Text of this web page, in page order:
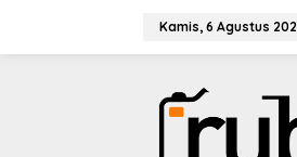
Kamis, 6 Agustus